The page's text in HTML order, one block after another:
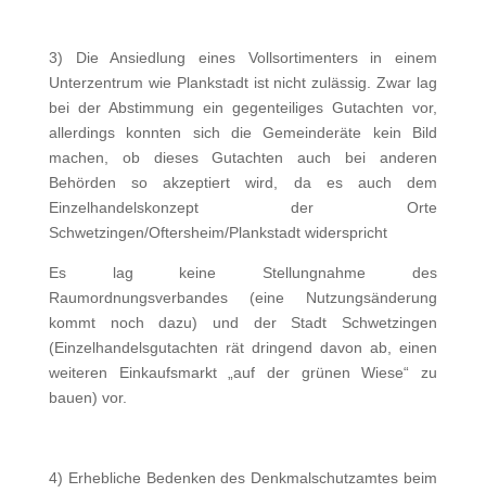
3) Die Ansiedlung eines Vollsortimenters in einem
Unterzentrum wie Plankstadt ist nicht zulässig. Zwar lag
bei der Abstimmung ein gegenteiliges Gutachten vor,
allerdings konnten sich die Gemeinderäte kein Bild
machen, ob dieses Gutachten auch bei anderen
Behörden so akzeptiert wird, da es auch dem
Einzelhandelskonzept der Orte
Schwetzingen/Oftersheim/Plankstadt widerspricht
Es lag keine Stellungnahme des
Raumordnungsverbandes (eine Nutzungsänderung
kommt noch dazu) und der Stadt Schwetzingen
(Einzelhandelsgutachten rät dringend davon ab, einen
weiteren Einkaufsmarkt „auf der grünen Wiese“ zu
bauen) vor.
4) Erhebliche Bedenken des Denkmalschutzamtes beim